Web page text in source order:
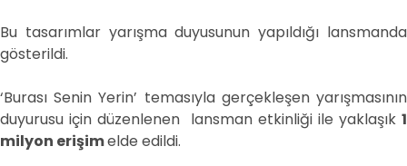
Bu tasarımlar yarışma duyusunun yapıldığı lansmanda
gösterildi.
‘Burası Senin Yerin’ temasıyla gerçekleşen yarışmasının
duyurusu için düzenlenen lansman etkinliği ile yaklaşık 1
milyon erişimelde edildi.